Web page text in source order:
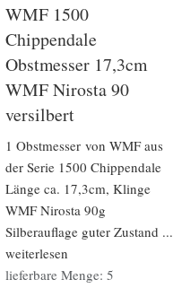
WMF 1500
Chippendale
Obstmesser 17,3cm
WMF Nirosta 90
versilbert
1 Obstmesser von WMF aus
der Serie 1500 Chippendale
Länge ca. 17,3cm, Klinge
WMF Nirosta 90g
Silberauflage guter Zustand ...
weiterlesen
lieferbare Menge: 5